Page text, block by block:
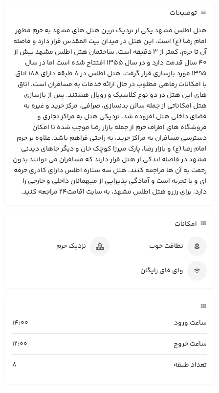
توضیحات
هتل اطلس مشهد یکی از نزدیک ‌ترین هتل‌ های مشهد به حرم مطهر
امام رضا (ع) است. این هتل در میدان بیت ‌المقدس قرار دارد و فاصله
آن تا حرم، کمتر از 3 دقیقه است. ساختمان هتل اطلس مشهد بیش از
۴۰ سال قدمت دارد و در سال 1355 افتتاح شده است اما در سال
۱۳۹۵ مورد بازسازی قرار گرفت. هتل اطلس در ۸ طبقه دارای ۱۸۸ اتاق
با امکانات رفاهی مطلوب در حال ارائه خدمات به مسافران است. اتاق
های این هتل در دو نوع کلاسیک و رویال هستند. پس از بازسازی
هتل امکاناتی از جمله سالن بدنسازی، صرافی، مرکز خرید و غیره به
فضای داخلی هتل افزوده شد. نزدیکی هتل به مراکز تجاری و
فروشگاه های اطراف حرم از جمله بازار رضا موجب شده تا امکان
دسترسی مسافران به مراکز خرید، به راحتی فراهم باشد. علاوه بر حرم
امام رضا (ع) و بازار رضا، پارک میرزا کوچک خان و دیگر جاهای دیدنی
مشهد در فاصله‌ اندکی از هتل قرار دارند که مسافران می توانند بدون
زحمت به آن ها مراجعه کنند. هتل سه ستاره اطلس دارای کادری حرفه
ای و با تجربه است و آمادگی پذیرایی از میهمانان داخلی و خارجی را
دارد. برای رزرو هتل اطلس مشهد، به سایت اقامت24 مراجعه کنید.
امکانات
نظافت خوب نزدیک حرم
وای فای رایگان
ساعت ورود
14:00
ساعت خروج
12:00
تعداد طبقه
8
نکات مهم
هتل اطلس